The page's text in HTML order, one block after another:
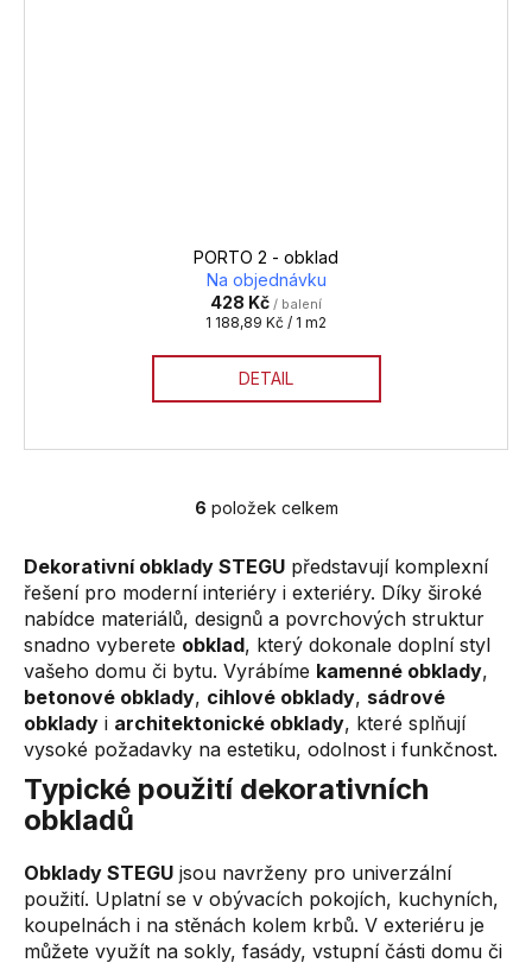
PORTO 2 - obklad
Na objednávku
428 Kč / balení
Měrná
1 188,89 Kč / 1 m2
DETAIL
O
l
á
d
a
c
í
p
r
v
k
v
ý
p
i
6 položek celkem
Dekorativní obklady STEGU představují komplexní
řešení pro moderní interiéry i exteriéry. Díky široké
nabídce materiálů, designů a povrchových struktur
snadno vyberete obklad, který dokonale doplní styl
vašeho domu či bytu. Vyrábíme kamenné obklady,
betonové obklady, cihlové obklady, sádrové
obklady i architektonické obklady, které splňují
vysoké požadavky na estetiku, odolnost i funkčnost.
Typické použití dekorativních
obkladů
Obklady STEGU jsou navrženy pro univerzální
použití. Uplatní se v obývacích pokojích, kuchyních,
koupelnách i na stěnách kolem krbů. V exteriéru je
můžete využít na sokly, fasády, vstupní části domu či